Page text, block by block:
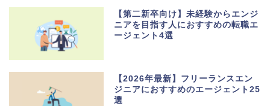
【第二新卒向け】未経験からエンジ
ニアを目指す人におすすめの転職エ
ージェント4選
【2026年最新】フリーランスエン
ジニアにおすすめのエージェント25
選